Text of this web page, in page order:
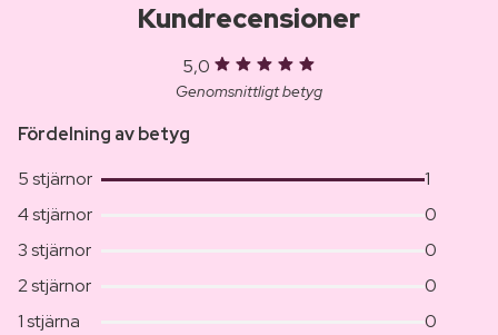
Kundrecensioner
5,0
Genomsnittligt betyg
Fördelning av betyg
5 stjärnor
1
4 stjärnor
0
3 stjärnor
0
2 stjärnor
0
1 stjärna
0